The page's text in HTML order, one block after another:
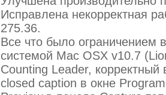
Исправлена некорректная
275.36.
Все что было ограничением
системой Mac OSX v10.7
Counting Leader,
closed caption в окне